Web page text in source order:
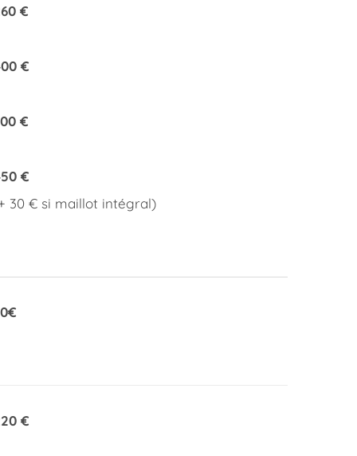
€
€
€
€
30 € si maillot intégral)
€